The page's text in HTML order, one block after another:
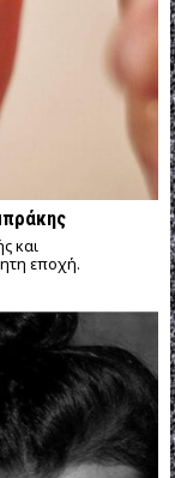
και
εποχή.